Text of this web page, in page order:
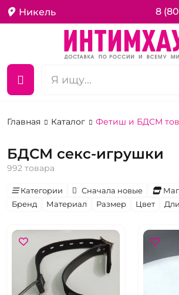
Никель 8
Главная Каталог Фетиш и БДСМ
БДСМ секс-игрушки
992 товара
Категории Сначала новые
Бренд
Материал Размер Цвет